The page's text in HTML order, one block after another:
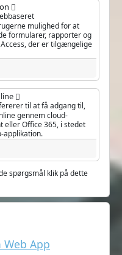
mulighed for at
formularer, rapporter og
der er tilgængelige
til at få adgang til,
gennem cloud-
eller Office 365, i stedet
applikation.
spørgsmål klik på dette
Web App